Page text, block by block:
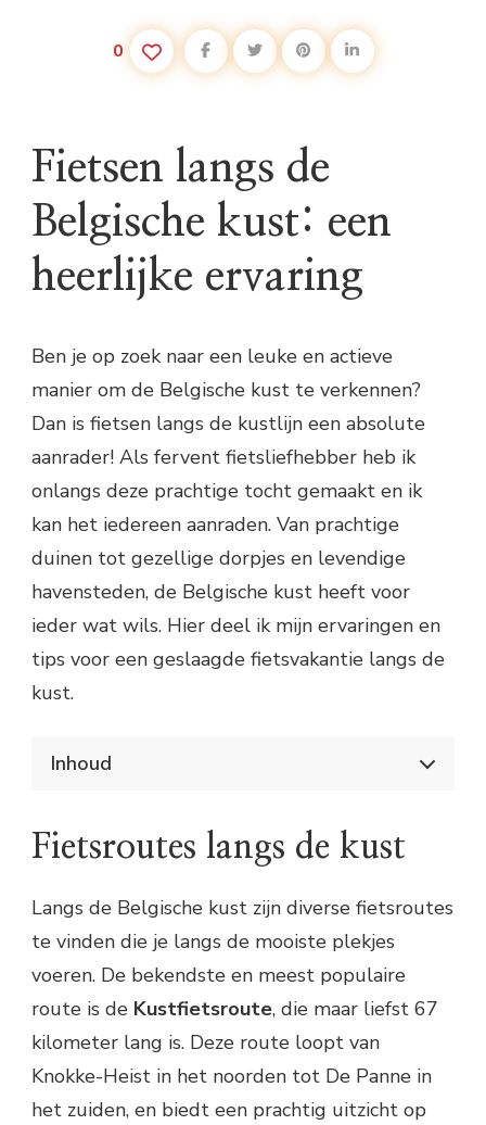
0
Fietsen langs de
Belgische kust: een
heerlijke ervaring
Ben je op zoek naar een leuke en actieve
manier om de Belgische kust te verkennen?
Dan is fietsen langs de kustlijn een absolute
aanrader! Als fervent fietsliefhebber heb ik
onlangs deze prachtige tocht gemaakt en ik
kan het iedereen aanraden. Van prachtige
duinen tot gezellige dorpjes en levendige
havensteden, de Belgische kust heeft voor
ieder wat wils. Hier deel ik mijn ervaringen en
tips voor een geslaagde fietsvakantie langs de
kust.
Inhoud
Fietsroutes langs de kust
Fietsverhuur en -informatie
Bezienswaardigheden onderweg
Praktische tips voor je fietsvakantie
Fietsroutes langs de kust
Langs de Belgische kust zijn diverse fietsroutes
te vinden die je langs de mooiste plekjes
voeren. De bekendste en meest populaire
route is de Kustfietsroute, die maar liefst 67
kilometer lang is. Deze route loopt van
Knokke-Heist in het noorden tot De Panne in
het zuiden, en biedt een prachtig uitzicht op